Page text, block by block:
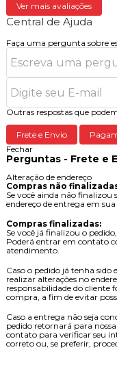
Ver mais avaliações
Central de Ajuda
Faça uma pergunta sobre
Outras respostas que
Frete e Envio
Fechar
Perguntas - Frete e
Alteração de endereço
Compras não
Se você ainda não finalizou
endereço de entrega em
Compras finalizadas:
Se você já finalizou o
Poderá entrar em contato
atendimento.
Caso o pedido já tenha
realizar alterações no
responsabilidade do cliente
compra, a fim de evitar
Caso a entrega não seja
pedido retornará para
contato para verificar seu
correto ou, se preferir,